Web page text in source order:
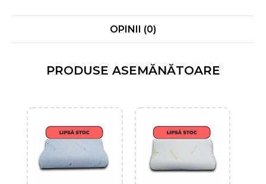
OPINII (0)
PRODUSE ASEMĂNĂTOARE